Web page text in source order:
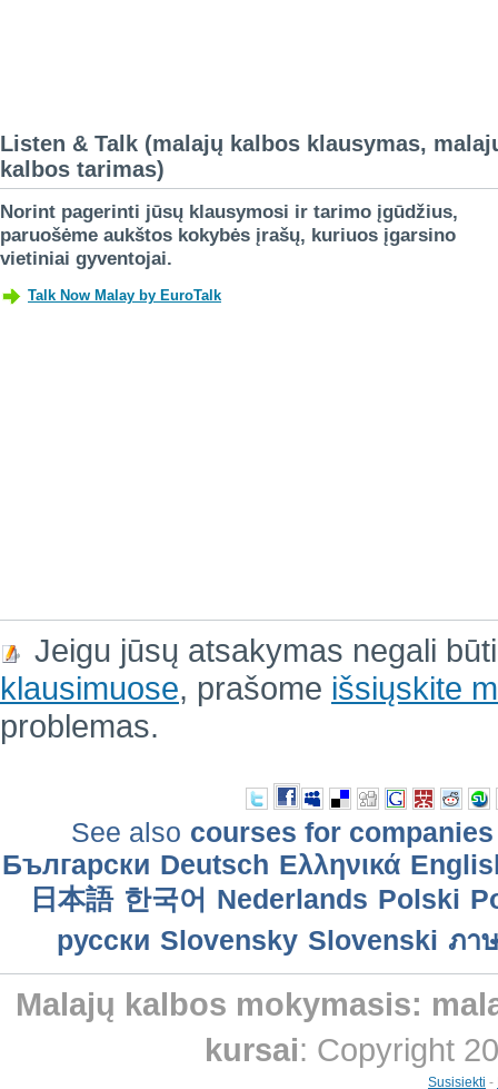
Listen & Talk (malajų kalbos klausymas,
kalbos tarimas)
Norint pagerinti jūsų klausymosi ir tarimo įgūdžius,
paruošėme aukštos kokybės įrašų, kuriuos įgarsino
vietiniai gyventojai.
Jeigu jūsų atsakymas negali
klausimuose, prašome išsiųskite
problemas.
See also courses for companies
Български Deutsch Ελληνικά
日本語 한국어 Nederlands Polski
русски Slovensky Slovenski ภา
Malajų kalbos mokymasis:
kursai: Copyright
Susisiekti -